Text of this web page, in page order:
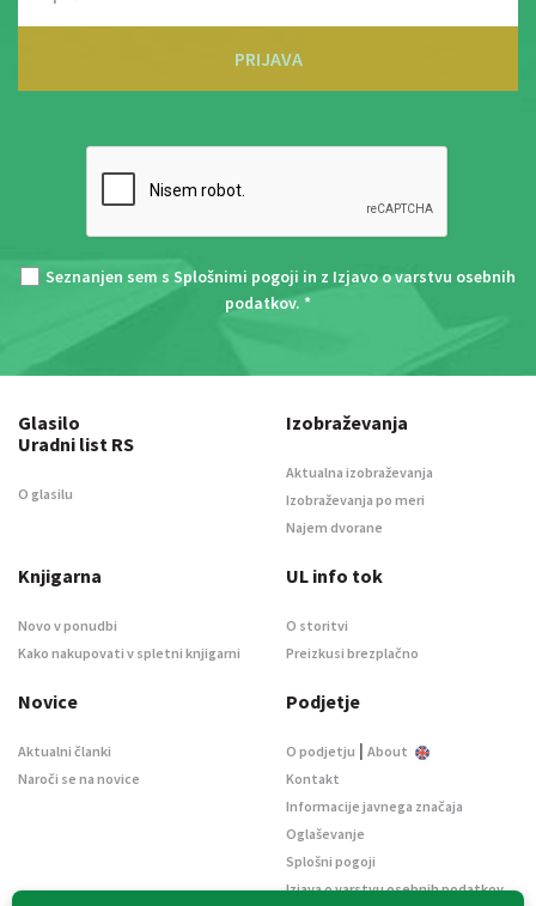
PRIJAVA
Seznanjen sem s Splošnimi pogoji in z Izjavo o varstvu osebnih
podatkov. *
Glasilo
Uradni list RS
O glasilu
Izobraževanja
Aktualna izobraževanja
Izobraževanja po meri
Najem dvorane
Knjigarna
Novo v ponudbi
Kako nakupovati v spletni knjigarni
UL info tok
O storitvi
Preizkusi brezplačno
Novice
Aktualni članki
Naroči se na novice
Podjetje
O podjetju | About
Kontakt
Informacije javnega značaja
Oglaševanje
Splošni pogoji
Izjava o varstvu osebnih podatkov